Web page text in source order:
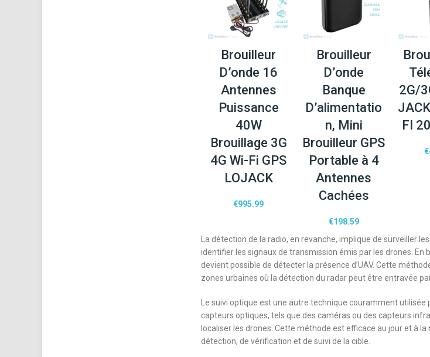
Brouilleur
D’onde 16
Antennes
Puissance
40W
Brouillage 3G
4G Wi-Fi GPS
LOJACK
€995.99
Brouilleur
D’onde
Banque
D’alimentatio
n, Mini
Brouilleur GPS
Portable à 4
Antennes
Cachées
€198.59
2G/
FI
€
La détection de la radio, en revanche, implique de surveiller
identifier les signaux de transmission émis par les drones. En
devient possible de détecter la présence d’UAV. Cette
zones urbaines où la détection du radar peut être entravée
Le suivi optique est une autre technique couramment utilisée
capteurs optiques, tels que des caméras ou des capteurs
localiser les drones. Cette méthode est efficace au jour et à
détection, de vérification et de suivi de la cible.